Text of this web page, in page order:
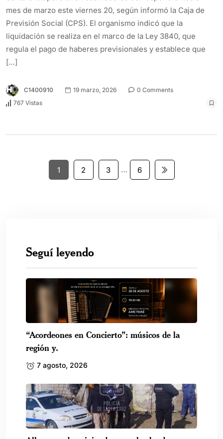
mes de marzo este viernes 20, según informó la Caja de
Previsión Social (CPS). El organismo indicó que la
liquidación se realiza en el marco de la Ley 3840, que
regula el pago de haberes previsionales y establece que
[…]
C1400910 19 marzo, 2026
0 Comments
767 Vistas
1 2 3 … 6
Seguí leyendo
“Acordeones en Concierto”: músicos de la
región y.
7 agosto, 2026